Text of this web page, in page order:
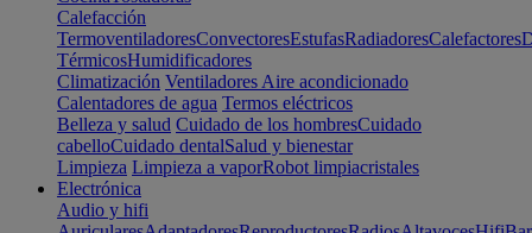
Calefacción
TermoventiladoresConvectoresEstufasRadiadoresCalefactores
TérmicosHumidificadores
Climatización Ventiladores Aire acondicionado
Calentadores de agua Termos eléctricos
Belleza y salud Cuidado de los hombresCuidado
cabelloCuidado dentalSalud y bienestar
Limpieza Limpieza a vaporRobot limpiacristales
Electrónica
Audio y hifi